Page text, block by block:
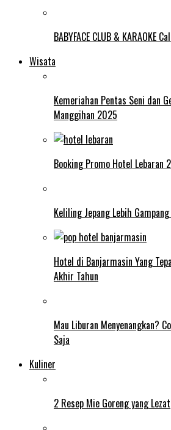
BABYFACE CLUB & KARAOKE
Wisata
Kemeriahan Pentas Seni dan
Manggihan 2025
Booking Promo Hotel Lebaran
Keliling Jepang Lebih
Hotel di Banjarmasin Yang
Akhir Tahun
Mau Liburan Menyenangkan?
Saja
Kuliner
2 Resep Mie Goreng yang Lezat